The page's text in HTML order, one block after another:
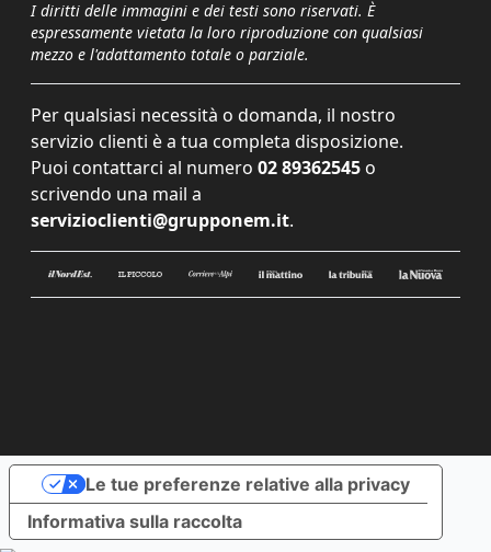
I diritti delle immagini e dei testi sono riservati. È
espressamente vietata la loro riproduzione con qualsiasi
mezzo e l'adattamento totale o parziale.
Per qualsiasi necessità o domanda, il nostro
servizio clienti è a tua completa disposizione.
Puoi contattarci al numero 02 89362545 o
scrivendo una mail a
servizioclienti@grupponem.it.
Informativa sulla raccolta
Le tue preferenze relative alla privacy